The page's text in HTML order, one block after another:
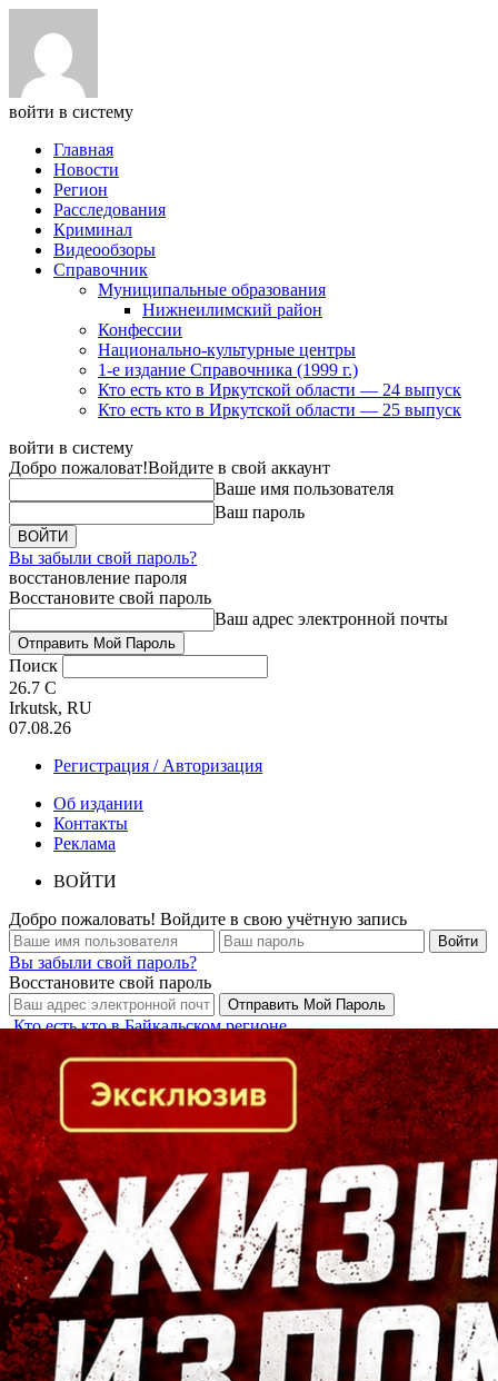
войти в систему
Главная
Новости
Регион
Расследования
Криминал
Видеообзоры
Справочник
Муниципальные образования
Нижнеилимский район
Конфессии
Национально-культурные центры
1-е издание Справочника (1999 г.)
Кто есть кто в Иркутской области — 24 выпуск
Кто есть кто в Иркутской области — 25 выпуск
войти в систему
Добро пожаловат!Войдите в свой аккаунт
Ваше имя пользователя
Ваш пароль
Вы забыли свой пароль?
восстановление пароля
Восстановите свой пароль
Ваш адрес электронной почты
Поиск
26.7 C
Irkutsk, RU
07.08.26
Регистрация / Авторизация
Об издании
Контакты
Реклама
ВОЙТИ
Добро пожаловать! Войдите в свою учётную запись
Вы забыли свой пароль?
Восстановите свой пароль
Кто есть кто в Байкальском регионе